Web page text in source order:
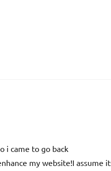
i came to go back
my website!I assume